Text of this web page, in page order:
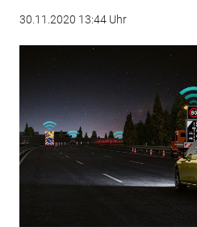
30.11.2020 13:44 Uhr